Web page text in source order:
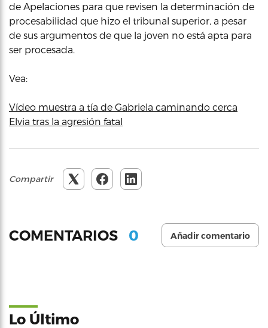
de Apelaciones para que revisen la determinación de
procesabilidad que hizo el tribunal superior, a pesar
de sus argumentos de que la joven no está apta para
ser procesada.
Vea:
Vídeo muestra a tía de Gabriela caminando cerca
Elvia tras la agresión fatal
Compartir
COMENTARIOS 0 Añadir comentario
Lo Último